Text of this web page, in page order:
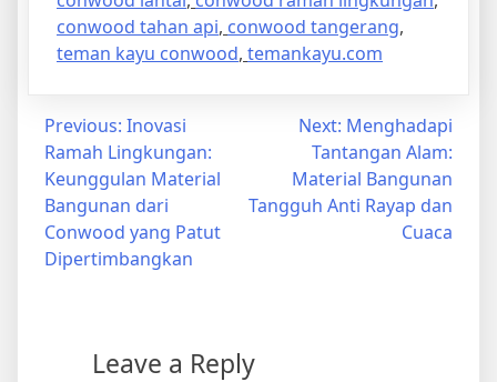
conwood tahan api, conwood tangerang,
teman kayu conwood, temankayu.com
Post
navigation
Previous: Inovasi
Ramah Lingkungan:
Keunggulan Material
Bangunan dari
Conwood yang Patut
Dipertimbangkan
Next: Menghadapi
Tantangan Alam:
Material Bangunan
Tangguh Anti Rayap dan
Cuaca
Leave a Reply